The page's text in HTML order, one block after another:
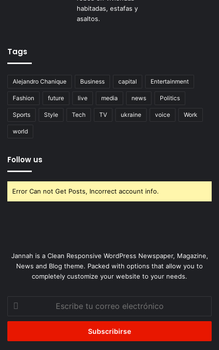
Tags
Alejandro Chanique Business capital Entertainment
Fashion future live media news Politics
Sports Style Tech TV ukraine voice Work
world
Follow us
Error Can not Get Posts, Incorrect account info.
Jannah is a Clean Responsive WordPress Newspaper, Magazine,
News and Blog theme. Packed with options that allow you to
completely customize your website to your needs.
Escribe
correo